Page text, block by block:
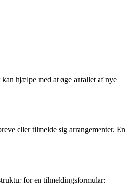
hjælpe med at øge antallet af nye
eller tilmelde sig arrangementer. En
for en tilmeldingsformular: